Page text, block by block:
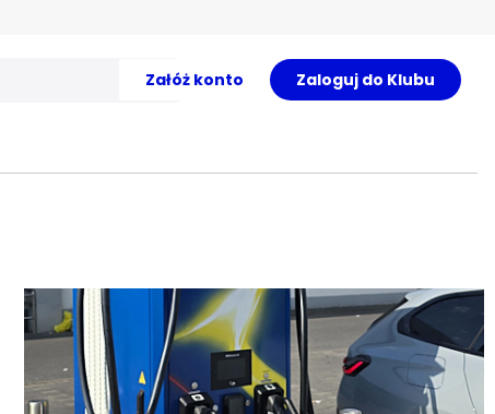
Załóż konto Zaloguj do Klubu